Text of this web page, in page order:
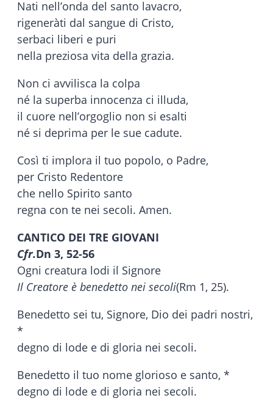
Nati nell’onda del santo lavacro,
rigeneràti dal sangue di Cristo,
serbaci liberi e puri
nella preziosa vita della grazia.
Non ci avvilisca la colpa
né la superba innocenza ci illuda,
il cuore nell’orgoglio non si esalti
né si deprima per le sue cadute.
Così ti implora il tuo popolo, o Padre,
per Cristo Redentore
che nello Spirito santo
regna con te nei secoli. Amen.
CANTICO DEI TRE GIOVANI
Cfr.Dn 3, 52-56
Ogni creatura lodi il Signore
Il Creatore è benedetto nei secoli(Rm 1, 25).
Benedetto sei tu, Signore, Dio dei padri nostri,
*
degno di lode e di gloria nei secoli.
Benedetto il tuo nome glorioso e santo, *
degno di lode e di gloria nei secoli.